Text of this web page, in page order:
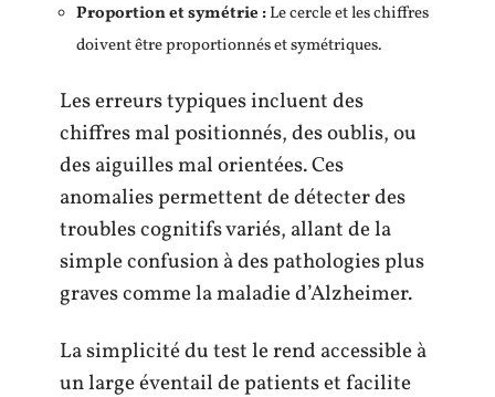
Proportion et symétrie :Le cercle et les chiffres
doivent être proportionnés et symétriques.
Les erreurs typiques incluent des
chiffres mal positionnés, des oublis, ou
des aiguilles mal orientées. Ces
anomalies permettent de détecter des
troubles cognitifs variés, allant de la
simple confusion à des pathologies plus
graves comme la maladie d’Alzheimer.
La simplicité du test le rend accessible à
un large éventail de patients et facilite